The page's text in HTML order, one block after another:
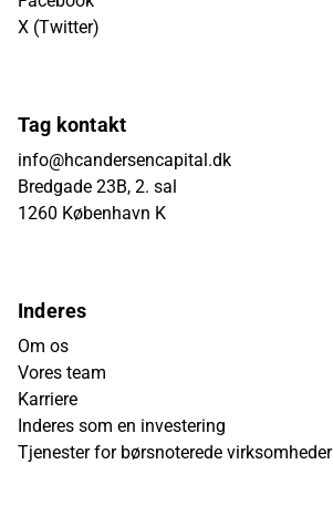
X (Twitter)
Tag kontakt
info@hcandersencapital.dk
Bredgade 23B, 2. sal
1260 København K
Inderes
Om os
Vores team
Karriere
Inderes som en investering
Tjenester for børsnoterede virksomheder